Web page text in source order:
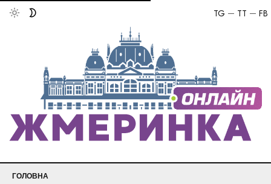
FB
TT
TG
ГОЛОВНА